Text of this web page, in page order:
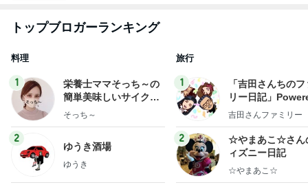
トップブロガーランキング
料理
1
栄養士ママそっち～の
簡単美味しいサイクル
献立
そっち～
2
ゆうき酒場
ゆうき
旅行
1
「吉田さんちの
リー日記」
y Ameba 吉田さ
ログ
吉田さんファミリー
2
☆やまあこ☆さん
ィズニー日記
☆やまあこ☆